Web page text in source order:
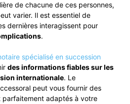
de chacune de ces personnes,
varier. Il est essentiel de
dernières interagissent pour
.
spécialisé en succession
des informations fiables sur les
internationale. Le
peut vous fournir des
parfaitement adaptés à votre